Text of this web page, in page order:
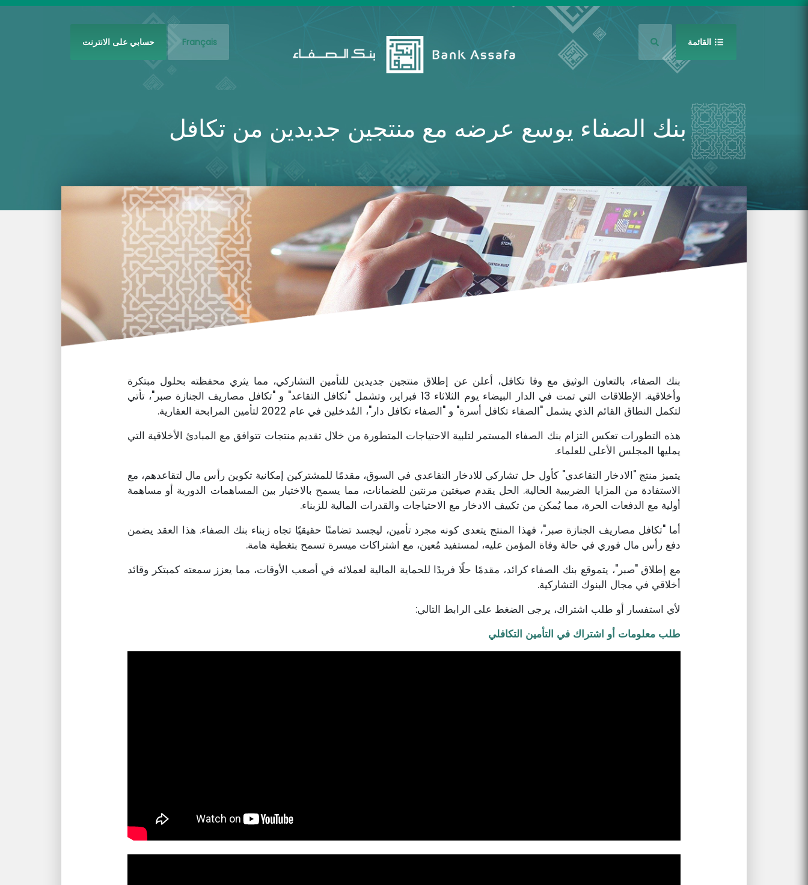
تجاوز إلى المحتوى الرئيسي
القائمة Français حسابي على الانترنت
بنك الصفاء يوسع عرضه مع منتجين جديدين من تكافل
بنك الصفاء، بالتعاون الوثيق مع وفا تكافل، أعلن عن إطلاق منتجين جديدين للتأمين التشاركي، مما يثري محفظته بحلول مبتكرة
وأخلاقية. الإطلاقات التي تمت في الدار البيضاء يوم الثلاثاء 13 فبراير، وتشمل "تكافل التقاعد" و "تكافل مصاريف الجنازة صبر"، تأتي
لتكمل النطاق القائم الذي يشمل "الصفاء تكافل أسرة" و "الصفاء تكافل دار"، المُدخلين في عام 2022 لتأمين المرابحة العقارية.
هذه التطورات تعكس التزام بنك الصفاء المستمر لتلبية الاحتياجات المتطورة من خلال تقديم منتجات تتوافق مع المبادئ الأخلاقية التي
يمليها المجلس الأعلى للعلماء.
يتميز منتج "الادخار التقاعدي" كأول حل تشاركي للادخار التقاعدي في السوق، مقدمًا للمشتركين إمكانية تكوين رأس مال لتقاعدهم، مع
الاستفادة من المزايا الضريبية الحالية. الحل يقدم صيغتين مرنتين للضمانات، مما يسمح بالاختيار بين المساهمات الدورية أو مساهمة
أولية مع الدفعات الحرة، مما يُمكن من تكييف الادخار مع الاحتياجات والقدرات المالية للزبناء.
أما "تكافل مصاريف الجنازة صبر"، فهذا المنتج يتعدى كونه مجرد تأمين، ليجسد تضامنًا حقيقيًا تجاه زبناء بنك الصفاء. هذا العقد يضمن
دفع رأس مال فوري في حالة وفاة المؤمن عليه، لمستفيد مُعين، مع اشتراكات ميسرة تسمح بتغطية هامة.
مع إطلاق "صبر"، يتموقع بنك الصفاء كرائد، مقدمًا حلًا فريدًا للحماية المالية لعملائه في أصعب الأوقات، مما يعزز سمعته كمبتكر وقائد
أخلاقي في مجال البنوك التشاركية.
لأي استفسار أو طلب اشتراك، يرجى الضغط على الرابط التالي:
طلب معلومات أو اشتراك في التأمين التكافلي